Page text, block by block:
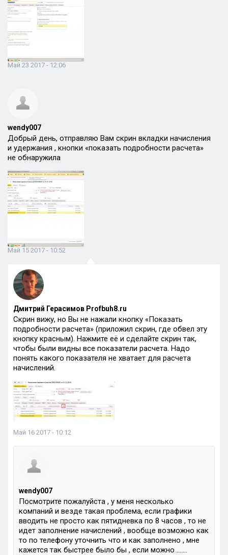
Май 23 2017 - 12:06
wendy007
Добрый день, отправляю Вам скрин вкладки начисления
и удержания , кнопки «показать подробности расчета»
не обнаружила
Май 15 2017 - 10:52
Дмитрий Герасимов Profbuh8.ru
Скрин вижу, но Вы не нажали кнопку «Показать
подробности расчета» (приложил скрин, где обвел эту
кнопку красным). Нажмите её и сделайте скрин так,
чтобы были видны все показатели расчета. Надо
понять какого показателя не хватает для расчета
начислений.
Май 16 2017 - 10:12
wendy007
Посмотрите пожалуйста , у меня несколько
компаний и везде такая проблема, если графики
вводить не просто как пятидневка по 8 часов , то не
идет заполнение начислений , вообще возможно как
то по телефону уточнить что и как заполнено , мне
кажется так быстрее было бы , если можно …….